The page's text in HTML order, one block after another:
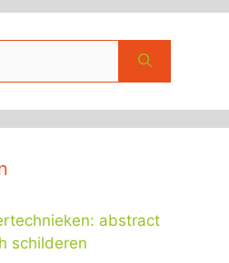
abstract
schilderen